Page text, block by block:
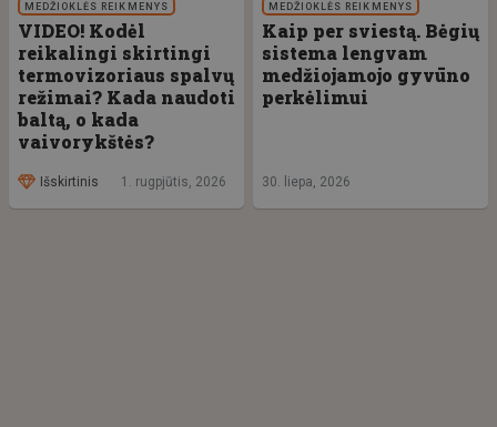
MEDŽIOKLĖS REIKMENYS
VIDEO! Kodėl
reikalingi skirtingi
termovizoriaus spalvų
režimai? Kada naudoti
baltą, o kada
vaivorykštės?
Išskirtinis 1. rugpjūtis, 2026
MEDŽIOKLĖS REIKMENYS
Kaip per sviestą. Bėgių
sistema lengvam
medžiojamojo gyvūno
perkėlimui
30. liepa, 2026